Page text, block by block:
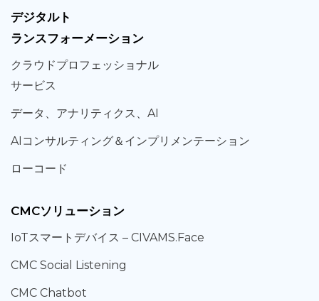
デジタルト
ランスフォーメーション
クラウドプロフェッショナル
サービス
データ、 アナリティクス、 AI
AIコンサルティング＆ インプリメンテーション
ローコード
CMCソリューション
IoTスマートデバイス – CIVAMS.Face
CMC Social Listening
CMC Chatbot